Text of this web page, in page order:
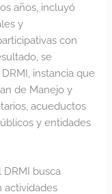
años, incluyó
y
con
se
instancia que
de Manejo y
acueductos
y entidades
busca
actividades